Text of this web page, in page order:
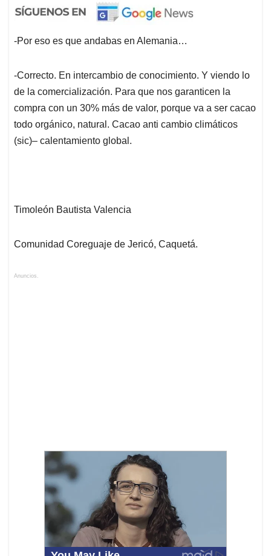
-Por eso es que andabas en Alemania…
-Correcto. En intercambio de conocimiento. Y viendo lo
de la comercialización. Para que nos garanticen la
compra con un 30% más de valor, porque va a ser cacao
todo orgánico, natural. Cacao anti cambio climáticos
(sic)– calentamiento global.
Timoleón Bautista Valencia
Comunidad Coreguaje de Jericó, Caquetá.
Anuncios.